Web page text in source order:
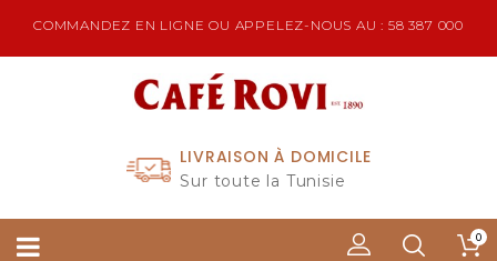
COMMANDEZ EN LIGNE OU APPELEZ-NOUS AU : 58 387 000
LIVRAISON À DOMICILE
Sur toute la Tunisie
0